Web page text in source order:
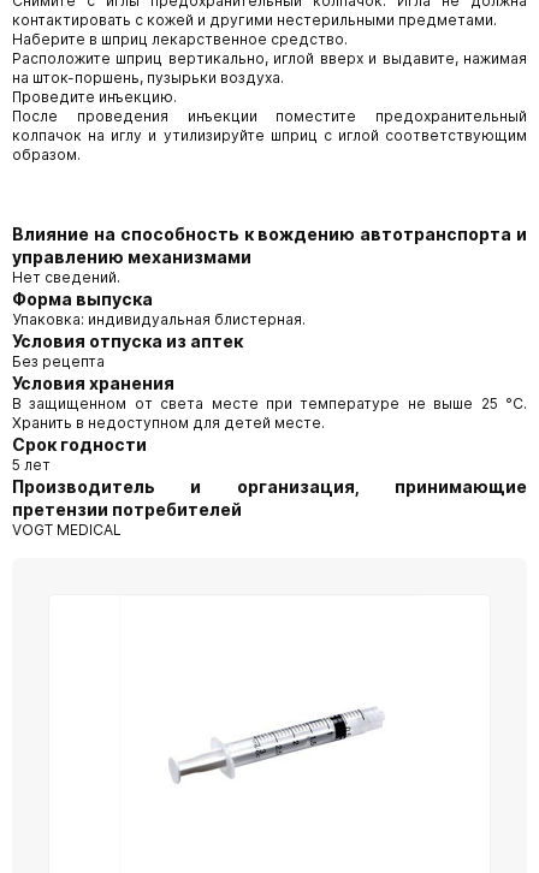
контактировать с кожей и другими нестерильными предметами.
Наберите в шприц лекарственное средство.
Расположите шприц вертикально, иглой вверх и выдавите, нажимая
на шток-поршень, пузырьки воздуха.
Проведите инъекцию.
После проведения инъекции поместите предохранительный
колпачок на иглу и утилизируйте шприц с иглой соответствующим
образом.
Влияние на способность к вождению автотранспорта и
управлению механизмами
Нет сведений.
Форма выпуска
Упаковка: индивидуальная блистерная.
Условия отпуска из аптек
Без рецепта
Условия хранения
В защищенном от света месте при температуре не выше 25 °С.
Хранить в недоступном для детей месте.
Срок годности
5 лет
Производитель и организация, принимающие
претензии потребителей
VOGT MEDICAL